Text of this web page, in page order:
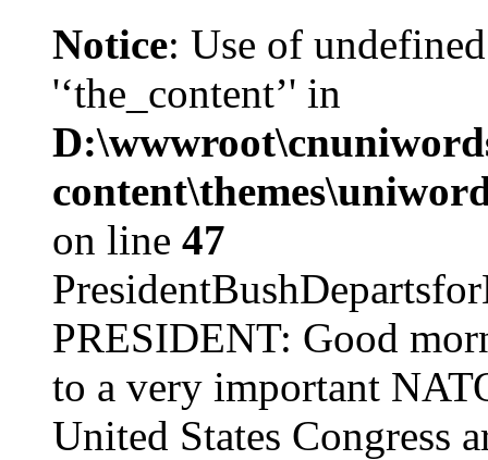
Notice: Use of
'‘the_content’' in
on line 47
PRESIDENT: Good
to a very important
United States Congress